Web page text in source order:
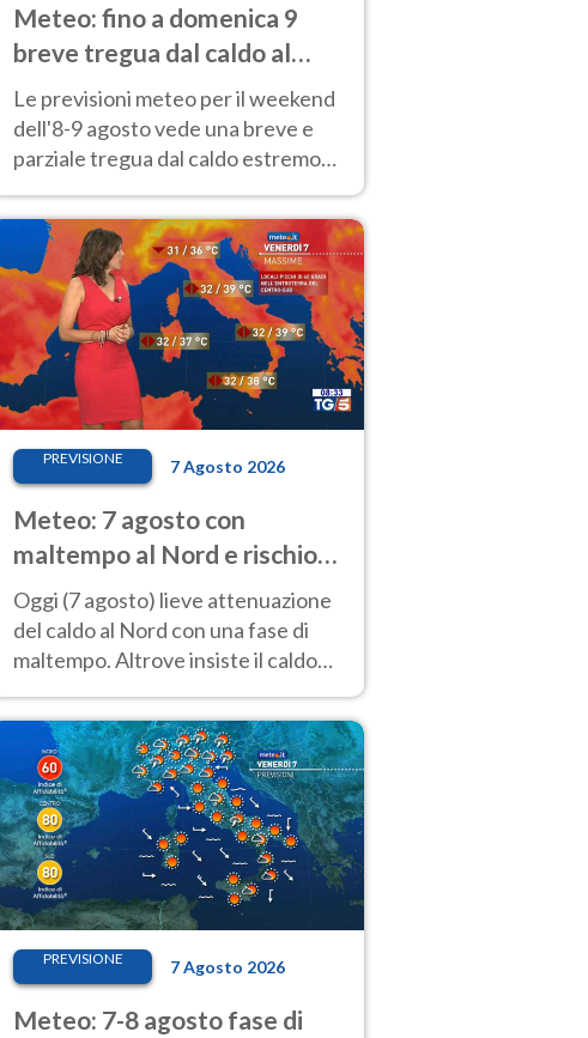
Meteo: fino a domenica 9
breve tregua dal caldo al
Nord! Altrove calura e afa
Le previsioni meteo per il weekend
dell'8-9 agosto vede una breve e
parziale tregua dal caldo estremo
40 gradi.
PREVISIONE 7 Agosto 2026
Meteo: 7 agosto con
maltempo al Nord e rischio
nubifragi. Altrove caldo
estremo
Oggi (7 agosto) lieve attenuazione
del caldo al Nord con una fase di
maltempo. Altrove insiste il caldo
previsioni
PREVISIONE 7 Agosto 2026
Meteo: 7-8 agosto fase di